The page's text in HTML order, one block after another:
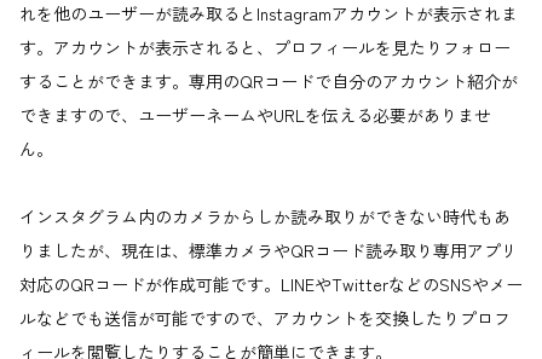
れを他のユーザーが読み取るとInstagramアカウントが表示されま
す。アカウントが表示されると、プロフィールを見たりフォロー
することができます。専用のQRコードで自分のアカウント紹介が
できますので、ユーザーネームやURLを伝える必要がありませ
ん。
インスタグラム内のカメラからしか読み取りができない時代もあ
りましたが、現在は、標準カメラやQRコード読み取り専用アプリ
対応のQRコードが作成可能です。LINEやTwitterなどのSNSやメー
ルなどでも送信が可能ですので、アカウントを交換したりプロフ
ィールを閲覧したりすることが簡単にできます。